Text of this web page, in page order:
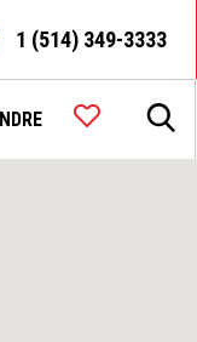
1 (514) 349-3333